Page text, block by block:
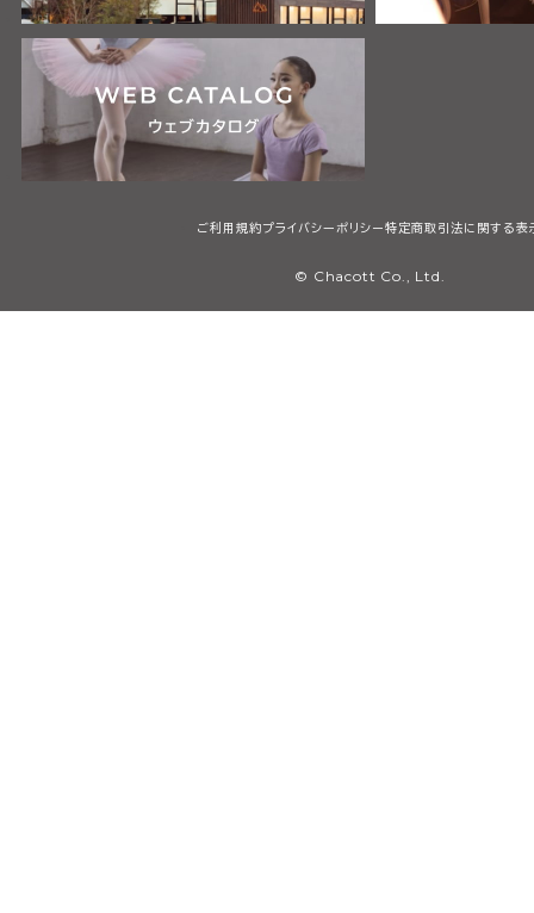
ご利用規約プライバシーポリシー特定商取引法に関する表
© Chacott Co., Ltd.